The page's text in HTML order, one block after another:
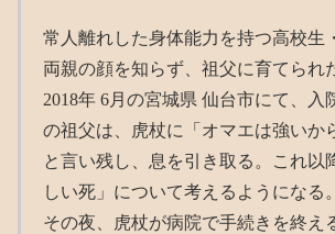
常人離れした身体能力を持つ高校生
両親の顔を知らず、祖父に育てられ
2018年 6月の宮城県 仙台市にて、入
の祖父は、虎杖に「オマエは強いか
と言い残し、息を引き取る。これ以
しい死」について考えるようになる。
その夜、虎杖が病院で手続きを終え